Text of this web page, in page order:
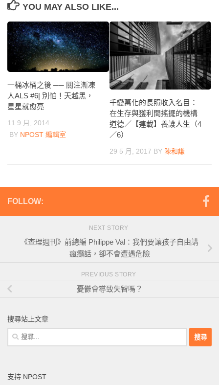
YOU MAY ALSO LIKE...
一桶冰桶之後 ── 關注漸凍
人ALS #6| 別怕！天越黑，
星星就愈亮
11 9 月, 2014
BY NPOST 編輯室
千變萬化的長照收入名目：
在生存與獲利間搖擺的機構
道德／【連載】養護人生（4
／6）
29 5 月, 2017 BY 陳和謙
FOLLOW:
NEXT STORY
《查理週刊》前總編 Philippe Val：我們要讓孩子自由講
瘋癲話，卻不會遭遇危險
PREVIOUS STORY
憂鬱會導致失智嗎？
搜尋站上文章
搜
尋
字:
支持 NPOST